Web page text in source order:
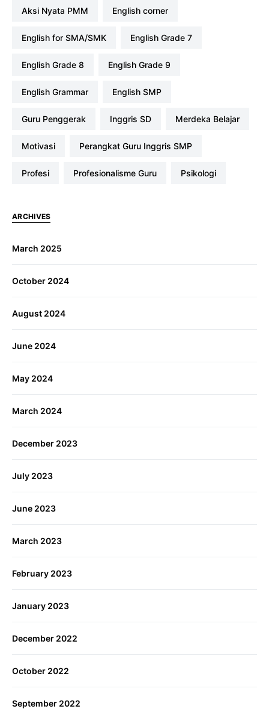
Aksi Nyata PMM english corner
English for SMA/SMK English Grade 7
English Grade 8 English Grade 9
English Grammar English SMP
Guru Penggerak Inggris SD Merdeka Belajar
Motivasi Perangkat Guru Inggris SMP
profesi Profesionalisme Guru Psikologi
ARCHIVES
March 2025
October 2024
August 2024
June 2024
May 2024
March 2024
December 2023
July 2023
June 2023
March 2023
February 2023
January 2023
December 2022
October 2022
September 2022